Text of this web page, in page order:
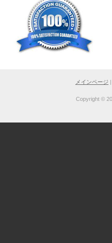
メインページ |
Copyright ©